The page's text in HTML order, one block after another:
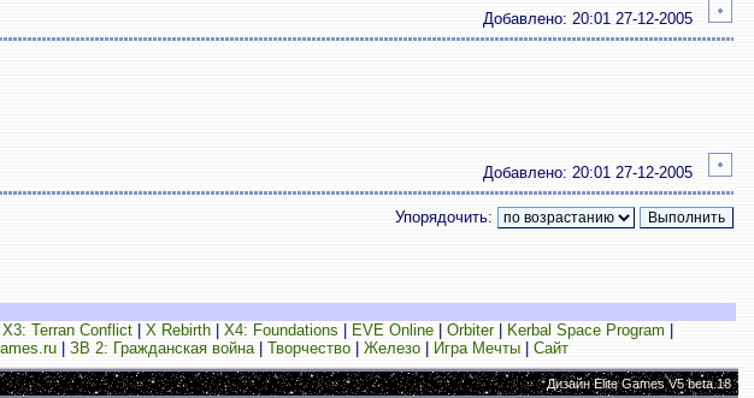
Добавлено: 20:01 27-12-2005
Добавлено: 20:01 27-12-2005
Упорядочить:
X3: Terran Conflict| X Rebirth| X4: Foundations EVE Online| Orbiter| Kerbal Space Program
| ЗВ 2: Гражданская война| Творчество| Железо| Игра Мечты| Сайт
Дизайн Elite Games V5 beta.18